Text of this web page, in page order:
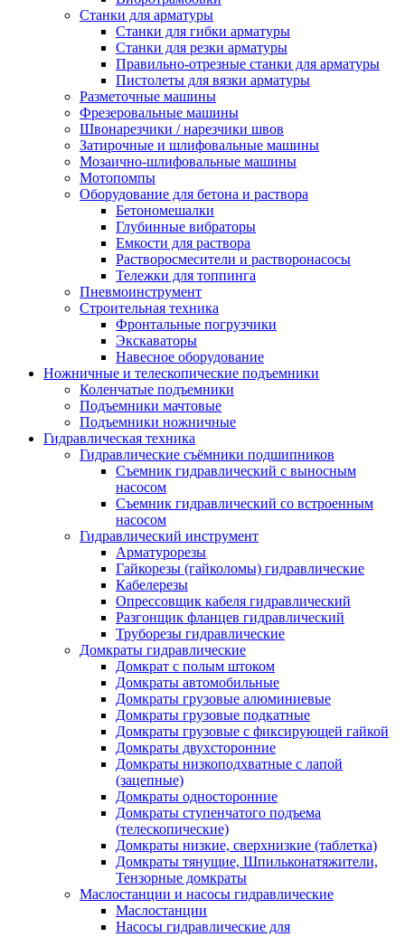
Станки для арматуры
Станки для гибки арматуры
Станки для резки арматуры
Правильно-отрезные станки для арматуры
Пистолеты для вязки арматуры
Разметочные машины
Фрезеровальные машины
Швонарезчики / нарезчики швов
Затирочные и шлифовальные машины
Мозаично-шлифовальные машины
Мотопомпы
Оборудование для бетона и раствора
Бетономешалки
Глубинные вибраторы
Емкости для раствора
Растворосмесители и растворонасосы
Тележки для топпинга
Пневмоинструмент
Строительная техника
Фронтальные погрузчики
Экскаваторы
Навесное оборудование
Ножничные и телескопические подъемники
Коленчатые подъемники
Подъемники мачтовые
Подъемники ножничные
Гидравлическая техника
Гидравлические съёмники подшипников
Съемник гидравлический с выносным
насосом
Съемник гидравлический со встроенным
насосом
Гидравлический инструмент
Арматурорезы
Гайкорезы (гайколомы) гидравлические
Кабелерезы
Опрессовщик кабеля гидравлический
Разгонщик фланцев гидравлический
Труборезы гидравлические
Домкраты гидравлические
Домкрат с полым штоком
Домкраты автомобильные
Домкраты грузовые алюминиевые
Домкраты грузовые подкатные
Домкраты грузовые с фиксирующей гайкой
Домкраты двухсторонние
Домкраты низкоподхватные с лапой
(зацепные)
Домкраты односторонние
Домкраты ступенчатого подъема
(телескопические)
Домкраты низкие, сверхнизкие (таблетка)
Домкраты тянущие, Шпильконатяжители,
Тензорные домкраты
Маслостанции и насосы гидравлические
Маслостанции
Насосы гидравлические для